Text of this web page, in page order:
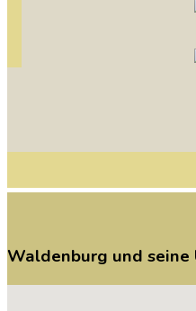
Waldenburg und seine